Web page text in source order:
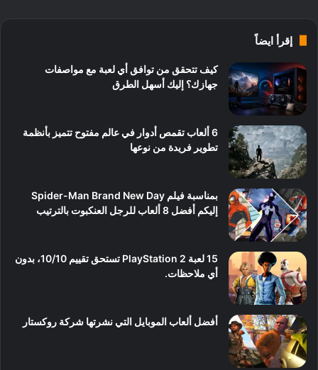
إقرأ ايضاً
كيف تتحقق من توافق أي لعبة مع مواصفات
جهازك؟ إليك أسهل الطرق
6 ألعاب تقمص أدوار في عالم مفتوح تتميز بأنظمة
تطوير فريدة من نوعها
بمناسبة فيلم Spider-Man Brand New Day
إليكم أفضل 8 ألعاب للرجل العنكبوت بالترتيب
15 لعبة PlayStation 2 تستحق تقييم 10/10، بدون
أي ملاحظات.
أفضل ألعاب الموبايل التي نشرتها شركة روكستار